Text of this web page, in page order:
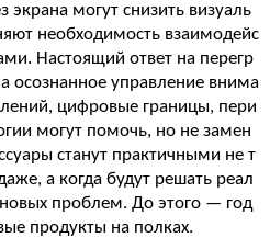
экрана могут снизить визуаль
необходимость взаимодейс
Настоящий ответ на перегр
осознанное управление внима
цифровые границы, пери
могут помочь, но не замен
станут практичными не т
а когда будут решать реал
проблем. До этого — год
продукты на полках.